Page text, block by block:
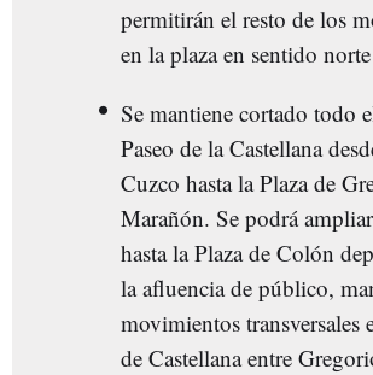
permitirán el resto de los
en la plaza en sentido
Se mantiene cortado todo
Paseo de la Castellana
Cuzco hasta la Plaza de
Marañón. Se podrá
hasta la Plaza de Colón
la afluencia de público,
movimientos transversales
de Castellana entre